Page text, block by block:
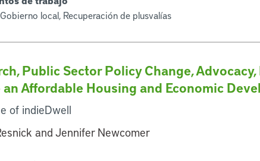
local, Recuperación de plusvalías
Public Sector Policy Change,
an Affordable Housing and Economic
of indieDwell
and Jennifer Newcomer